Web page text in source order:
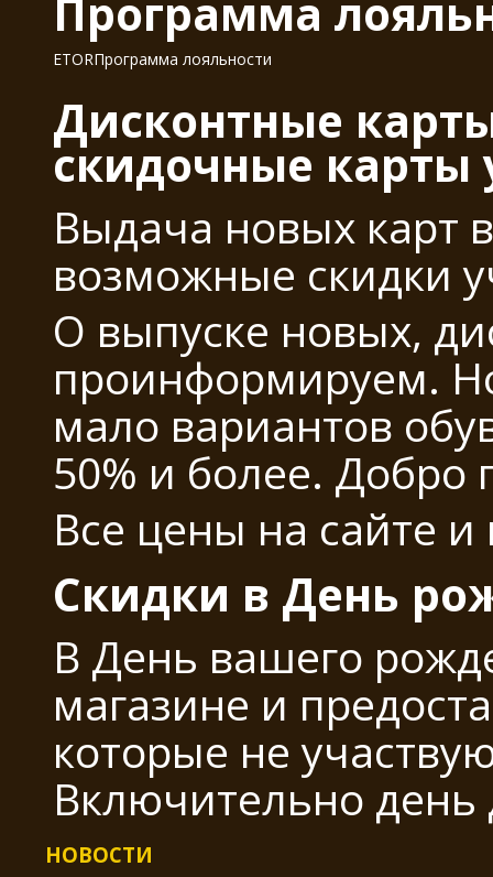
Программа
ETORПрограмма лояльности
Дисконтные
скидочные карты
Выдача новых карт
возможные скидки
О выпуске новых,
проинформируем.
мало вариантов
50% и более. Добро
Все цены на сайте
Скидки в День
В День вашего
магазине и
которые не
Включительно
НОВОСТИ